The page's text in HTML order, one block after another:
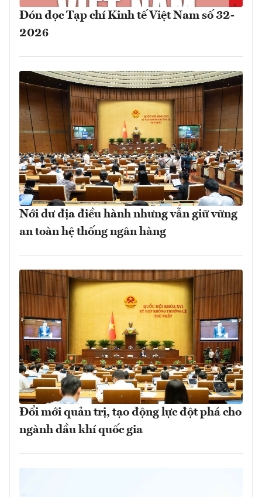
Đón đọc Tạp chí Kinh tế Việt Nam số 32-
2026
Nới dư địa điều hành nhưng vẫn giữ vững
an toàn hệ thống ngân hàng
Đổi mới quản trị, tạo động lực đột phá cho
ngành dầu khí quốc gia